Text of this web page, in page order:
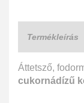
Termékleírás
Áttetsző,
cukornádízű